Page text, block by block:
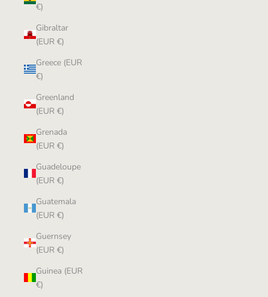
€)
Gibraltar
(EUR €)
Greece (EUR
€)
Greenland
(EUR €)
Grenada
(EUR €)
Guadeloupe
(EUR €)
Guatemala
(EUR €)
Guernsey
(EUR €)
Guinea (EUR
€)